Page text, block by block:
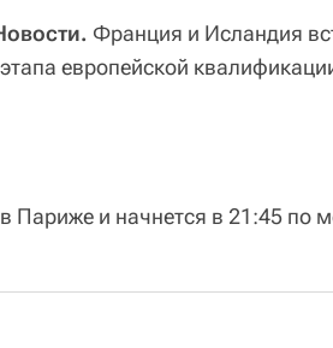
Франция и Исландия
европейской
Париже и начнется в 21:45 по